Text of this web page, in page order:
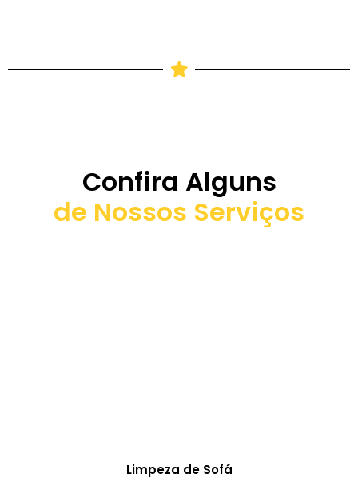
Confira Alguns
de Nossos Serviços
Limpeza de Sofá